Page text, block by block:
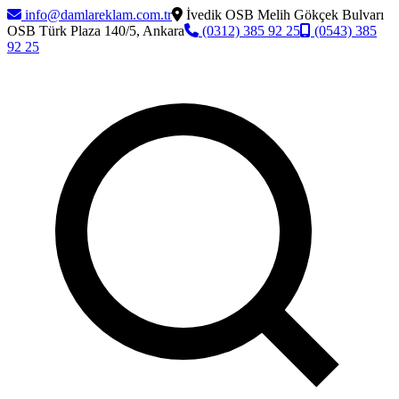
info@damlareklam.com.tr
İvedik OSB Melih Gökçek Bulvarı
OSB Türk Plaza 140/5, Ankara
(0312) 385 92 25
(0543) 385
92 25